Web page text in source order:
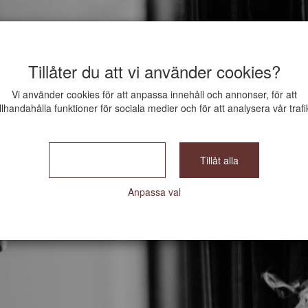
Tillåter du att vi använder cookies?
Vi använder cookies för att anpassa innehåll och annonser, för att
funktioner för sociala medier och för att analysera vår
Tillåt alla
Anpassa val